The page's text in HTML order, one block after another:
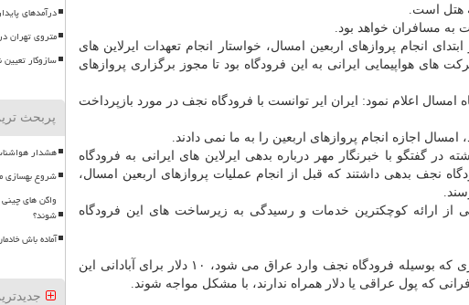
هتل است.
انجام پروازهای اربعین امسال، خواستار انجام تعهدات ایرلاین های
های هواپیمایی ایرانی به این فرودگاه بود تا مجوز برگزاری پروازهای
اعلام نمود: ایران ایر توانست با فرودگاه نجف در مورد بازپرداخت
اجازه انجام پروازهای اربعین را به ما نمی دادند.
گفتگو با خبرنگار مهر درباره بدهی ایرلاین های ایرانی به فرودگاه
نجف بدهی داشتند كه قبل از انجام عملیات پروازهای اربعین امسال،
ارائه كوچكترین خدمات و رسیدگی به زیرساخت های این فرودگاه
با این حال برمبنای مصوبه ای كه شورای شهر نجف دارد، از هر مسافری كه بوسیله فرودگاه نجف وارد عراق می شود، ۱۰ دلار برای آبادانی این
كه پول عراقی یا دلار همراه ندارند، با مشكل مواجه شوند.
درآمدهای پایدار تهران
متروی تهران
سازوکار
پربحث
هشدار
شروع بهسازی
واگن های
شوند؟
آماده باش